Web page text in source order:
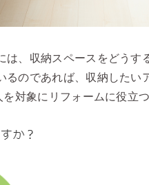
、収納スペースをどう
るのであれば、収納した
対象にリフォームに役立